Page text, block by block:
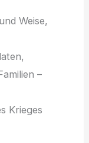
Weise,
–
Krieges